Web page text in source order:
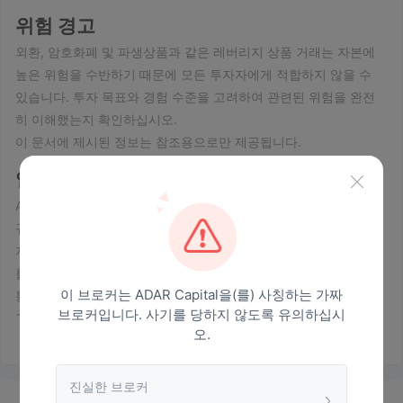
위험 경고
외환, 암호화폐 및 파생상품과 같은 레버리지 상품 거래는 자본에
높은 위험을 수반하기 때문에 모든 투자자에게 적합하지 않을 수
있습니다. 투자 목표와 경험 수준을 고려하여 관련된 위험을 완전
히 이해했는지 확인하십시오.
이 문서에 제시된 정보는 참조용으로만 제공됩니다.
일반 정보
ADAR Capital세인트 빈센트 그레나딘에 등록된 외환 브로커로 대
규모 금융 시장에 대한 액세스를 제공합니다. 브로커는 외환, 주식,
지수 및 상품을 포함하여 200개 이상의 금융 시장에 대한 액세스
를 제공합니다. 트레이더는 외환 거래, 메이저, 마이너 및 이국적인
통화 쌍 거래에 참여할 수 있습니다. 추가적으로, ADAR Capital 다
양한 기업의 주식 거래, 지수 거래 참여, 원자재 거래 등을 할 수 있
ADAR Capital표준, 프리미엄 및 플래티넘의 세 가지 계정 유형을
제공합니다. 각 계정 유형에는 고유한 최소 예치금 요구 사항, 레버
이 브로커는 ADAR Capital을(를) 사칭하는 가짜
브로커입니다. 사기를 당하지 않도록 유의하십시
오.
진실한 브로커